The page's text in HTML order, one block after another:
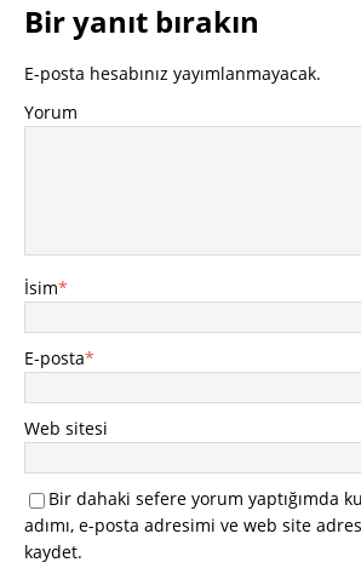
Bir yanıt bırakın
E-posta hesabınız yayımlanmayacak.
Yorum
İsim*
E-posta*
Web sitesi
Bir dahaki sefere yorum yaptığımda
adımı, e-posta adresimi ve web site
kaydet.